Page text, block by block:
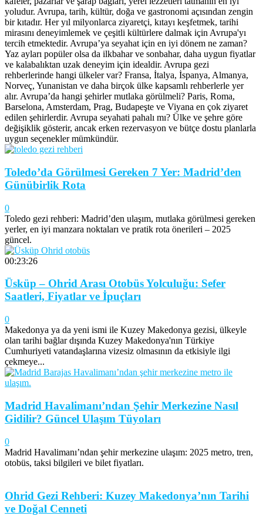
yoludur. Avrupa, tarih, kültür, doğa ve gastronomi açısından zengin
bir kıtadır. Her yıl milyonlarca ziyaretçi, kıtayı keşfetmek, tarihi
mirasını deneyimlemek ve çeşitli kültürlere dalmak için Avrupa'yı
tercih etmektedir. Avrupa’ya seyahat için en iyi dönem ne zaman?
Yaz ayları popüler olsa da ilkbahar ve sonbahar, daha uygun fiyatlar
ve kalabalıktan uzak deneyim için idealdir. Avrupa gezi
rehberlerinde hangi ülkeler var? Fransa, İtalya, İspanya, Almanya,
Norveç, Yunanistan ve daha birçok ülke kapsamlı rehberlerle yer
alır. Avrupa’da hangi şehirler mutlaka görülmeli? Paris, Roma,
Barselona, Amsterdam, Prag, Budapeşte ve Viyana en çok ziyaret
edilen şehirlerdir. Avrupa seyahati pahalı mı? Ülke ve şehre göre
değişiklik gösterir, ancak erken rezervasyon ve bütçe dostu planlarla
uygun seçenekler mümkündür.
Toledo’da Görülmesi Gereken 7 Yer: Madrid’den
Günübirlik Rota
0
Toledo gezi rehberi: Madrid’den ulaşım, mutlaka görülmesi gereken
yerler, en iyi manzara noktaları ve pratik rota önerileri – 2025
güncel.
00:23:26
Üsküp – Ohrid Arası Otobüs Yolculuğu: Sefer
Saatleri, Fiyatlar ve İpuçları
0
Makedonya ya da yeni ismi ile Kuzey Makedonya gezisi, ülkeyle
olan tarihi bağlar dışında Kuzey Makedonya'nın Türkiye
Cumhuriyeti vatandaşlarına vizesiz olmasının da etkisiyle ilgi
çekmeye...
Madrid Havalimanı’ndan Şehir Merkezine Nasıl
Gidilir? Güncel Ulaşım Tüyoları
0
Madrid Havalimanı’ndan şehir merkezine ulaşım: 2025 metro, tren,
otobüs, taksi bilgileri ve bilet fiyatları.
Ohrid Gezi Rehberi: Kuzey Makedonya’nın Tarihi
ve Doğal Cenneti